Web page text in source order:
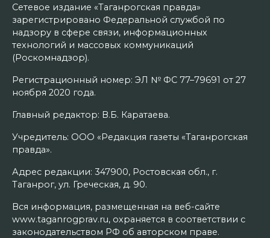
Сетевое издание «Таганрогская правда»
зарегистрировано Федеральной службой по
надзору в сфере связи, информационных
технологий и массовых коммуникаций
(Роскомнадзор).
Регистрационный номер: ЭЛ № ФС 77–79691 от 27
ноября 2020 года.
Главный редактор: В.Б. Каратаева.
Учредитель: ООО «Редакция газеты «Таганрогская
правда».
Адрес редакции: 347900, Ростовская обл., г.
Таганрог, ул. Греческая, д. 90.
Вся информация, размещенная на веб-сайте
www.taganrogprav.ru, охраняется в соответствии с
законодательством РФ об авторском праве.